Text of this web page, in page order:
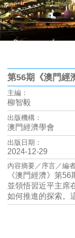
第56期《澳門經
主編：
柳智毅
出版機構：
澳門經濟學會
出版日期：
2024-12-29
內容摘要／序言／編
《澳門經濟》第
並領悟習近平主席
如何推進的探索。